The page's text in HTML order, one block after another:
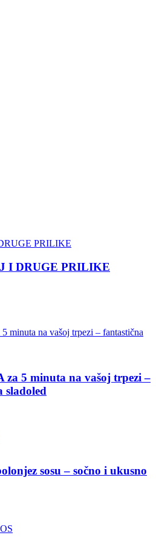
I DRUGE PRILIKE
5 minuta na vašoj trpezi –
sladoled
sosu – sočno i ukusno